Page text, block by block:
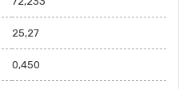
25,27
0,450